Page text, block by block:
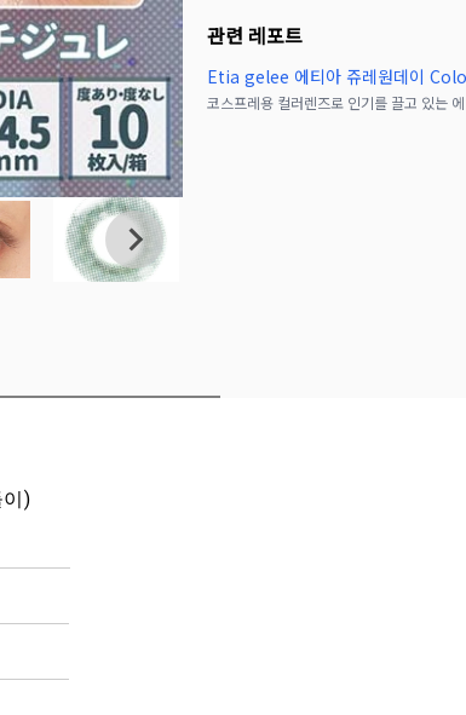
관련 레포트
Etia gelee 에티아 쥬레원데이
)